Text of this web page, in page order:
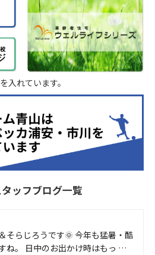
入れています。
ッフブログ一覧
そらじろうです🌞 今年も猛暑・酷
ね。 日中のお出かけ時はもっ …